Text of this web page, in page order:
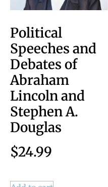
Political
Speeches and
Debates of
Abraham
Lincoln and
Stephen A.
Douglas
$24.99